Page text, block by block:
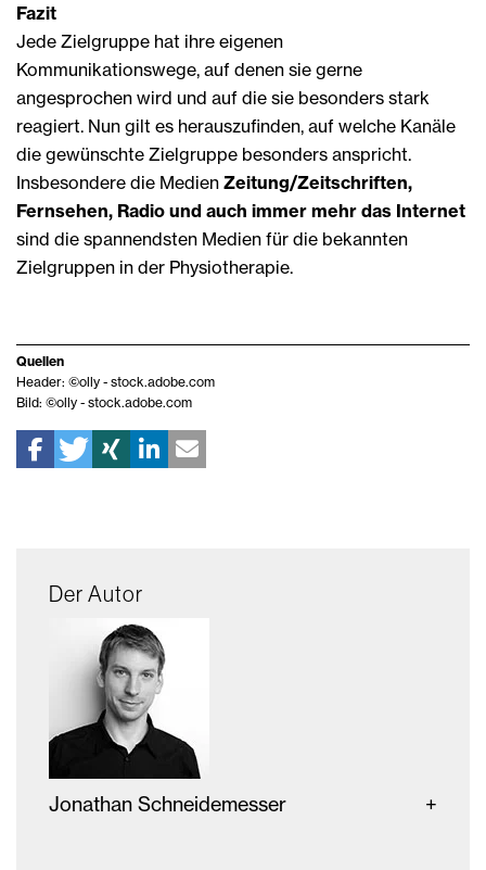
Fazit
Jede Zielgruppe hat ihre eigenen
Kommunikationswege, auf denen sie gerne
angesprochen wird und auf die sie besonders stark
reagiert. Nun gilt es herauszufinden, auf welche Kanäle
die gewünschte Zielgruppe besonders anspricht.
Insbesondere die Medien Zeitung/Zeitschriften,
Fernsehen, Radio und auch immer mehr das Internet
sind die spannendsten Medien für die bekannten
Zielgruppen in der Physiotherapie.
Quellen
Header: ©olly - stock.adobe.com
Bild: ©olly - stock.adobe.com
Der Autor
Jonathan Schneidemesser